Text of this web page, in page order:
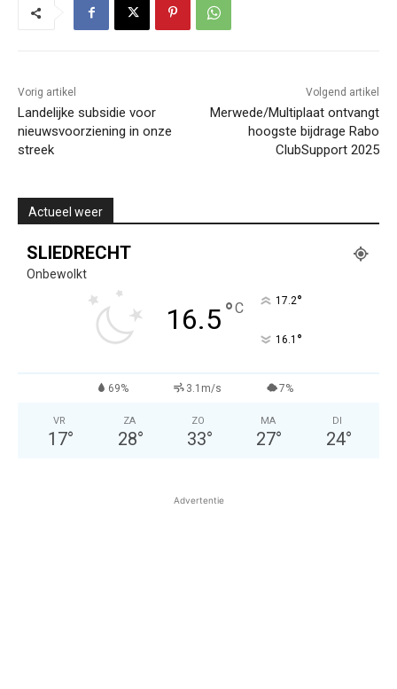
Vorig artikel
Landelijke subsidie voor
nieuwsvoorziening in onze
streek
Volgend artikel
Merwede/Multiplaat ontvangt
hoogste bijdrage Rabo
ClubSupport 2025
Actueel weer
SLIEDRECHT
Onbewolkt
16.5°C 17.2°
16.1 °
69% 3.1m/s 7%
VR
17°
ZA
28°
ZO
33°
MA
27°
DI
24°
Advertentie